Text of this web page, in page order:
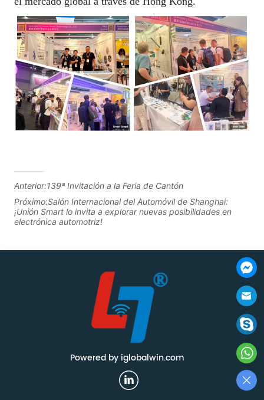
Anterior:139ª Invitación a la Feria de Cantón
Próximo:Salón Internacional del Automóvil de Shanghai:
¡Unión Smart lo invita a explorar nuevas posibilidades en
electrónica automotriz!
Powered by iglobalwin.com